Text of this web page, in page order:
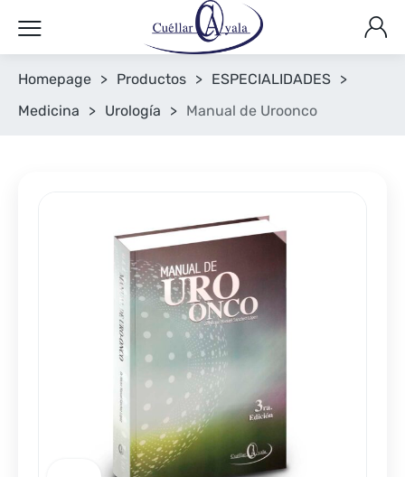
Homepage > Productos > ESPECIALIDADES >
Medicina
> Urología > Manual de Uroonco